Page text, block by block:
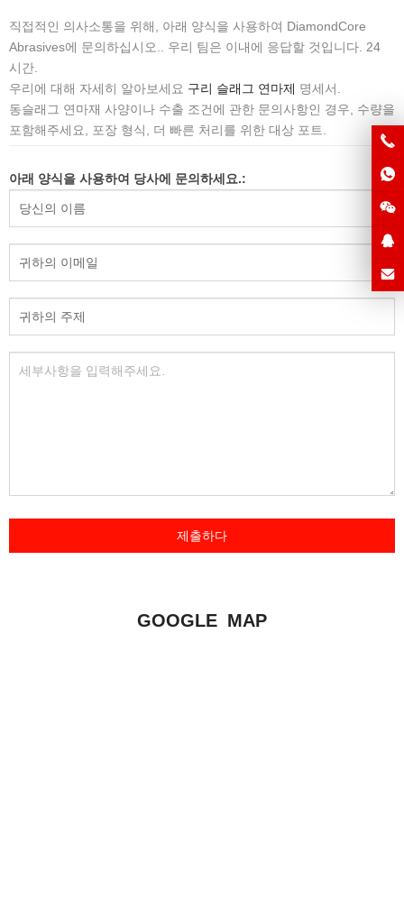
직접적인 의사소통을 위해, 아래 양식을 사용하여 DiamondCore
Abrasives에 문의하십시오.. 우리 팀은 이내에 응답할 것입니다. 24
시간.
우리에 대해 자세히 알아보세요 구리 슬래그 연마제 명세서.
동슬래그 연마재 사양이나 수출 조건에 관한 문의사항인 경우, 수량을
포함해주세요, 포장 형식, 더 빠른 처리를 위한 대상 포트.
아래 양식을 사용하여 당사에 문의하세요.:
제출하다
GOOGLE MAP